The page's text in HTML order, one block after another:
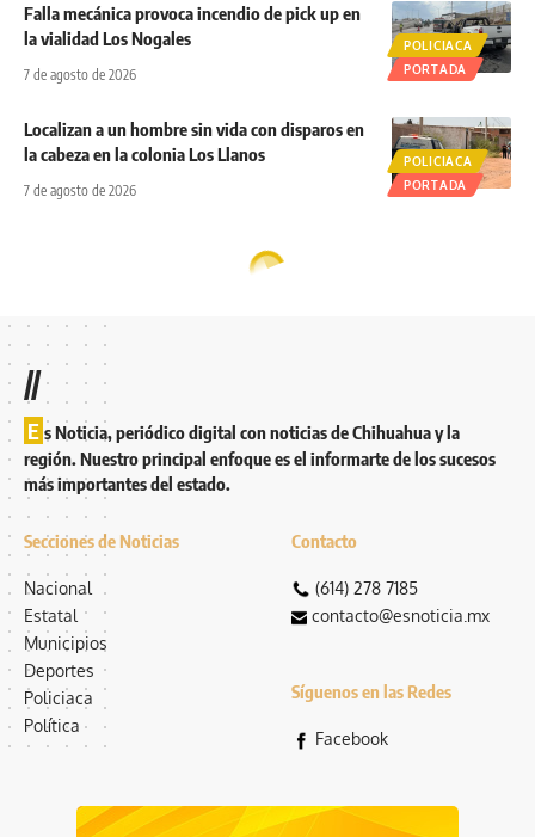
POLICIACA
PORTADA
Falla mecánica provoca incendio de pick up en
la vialidad Los Nogales
7 de agosto de 2026
POLICIACA
PORTADA
Localizan a un hombre sin vida con disparos en
la cabeza en la colonia Los Llanos
7 de agosto de 2026
//
E s Noticia, periódico digital con noticias de Chihuahua y la
región. Nuestro principal enfoque es el informarte de los sucesos
más importantes del estado.
Secciones de Noticias
Nacional
Estatal
Municipios
Deportes
Policiaca
Política
Contacto
(614) 278 7185
contacto@esnoticia.mx
Síguenos en las Redes
Facebook